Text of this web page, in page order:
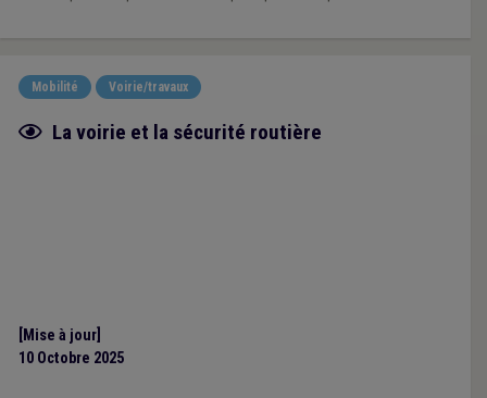
Mobilité Voirie/travaux
Fiche focus
La voirie et la sécurité routière
[Mise à jour]
10 Octobre 2025